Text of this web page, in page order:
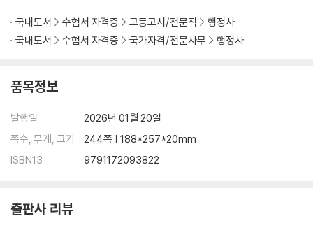
국내도서 수험서 자격증 고등고시/전문직
행정사
국내도서
수험서 자격증 국가자격/전문사무 행정사
품목정보
발행일
2026년 01월 20일
쪽수, 무게, 크기
244쪽 | 188*257*20mm
ISBN13
9791172093822
출판사 리뷰